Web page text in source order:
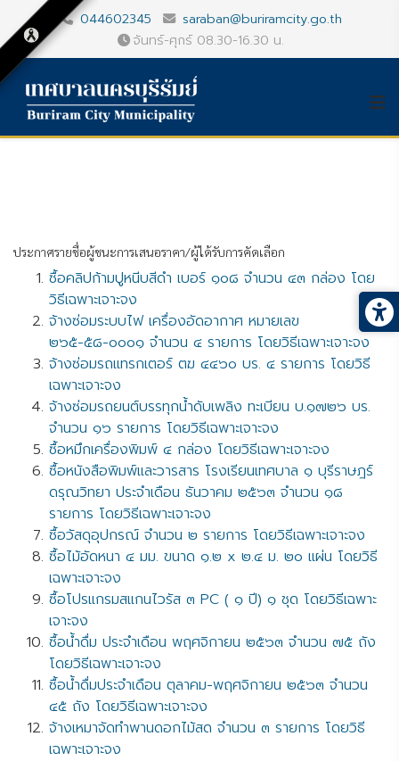
044602345
saraban@buriramcity.go.th
จันทร์-ศุกร์ 08.30-16.30 น.
ประกาศรายชื่อผู้ชนะการเสนอราคา/ผู้ได้รับการคัดเลือก
ซื้อคลิปก้ามปูหนีบสีดำ เบอร์ ๑๐๘ จำนวน ๔๓ กล่อง โดย
วิธีเฉพาะเจาะจง
จ้างซ่อมระบบไฟ เครื่องอัดอากาศ หมายเลข
๒๖๕-๕๘-๐๐๐๑ จำนวน ๔ รายการ โดยวิธีเฉพาะเจาะจง
จ้างซ่อมรถแทรกเตอร์ ตฆ ๔๔๖๐ บร. ๔ รายการ โดยวิธี
เฉพาะเจาะจง
จ้างซ่อมรถยนต์บรรทุกน้ำดับเพลิง ทะเบียน บ.๑๗๒๖ บร.
จำนวน ๑๖ รายการ โดยวิธีเฉพาะเจาะจง
ซื้อหมึกเครื่องพิมพ์ ๔ กล่อง โดยวิธีเฉพาะเจาะจง
ซื้อหนังสือพิมพ์และวารสาร โรงเรียนเทศบาล ๑ บุรีราษฎร์
ดรุณวิทยา ประจำเดือน ธันวาคม ๒๕๖๓ จำนวน ๑๘
รายการ โดยวิธีเฉพาะเจาะจง
ซื้อวัสดุอุปกรณ์ จำนวน ๒ รายการ โดยวิธีเฉพาะเจาะจง
ซื้อไม้อัดหนา ๔ มม. ขนาด ๑.๒ x ๒.๔ ม. ๒๐ แผ่น โดยวิธี
เฉพาะเจาะจง
ซื้อโปรแกรมสแกนไวรัส ๓ PC ( ๑ ปี) ๑ ชุด โดยวิธีเฉพาะ
เจาะจง
ซื้อน้ำดื่ม ประจำเดือน พฤศจิกายน ๒๕๖๓ จำนวน ๗๕ ถัง
โดยวิธีเฉพาะเจาะจง
ซื้อน้ำดื่มประจำเดือน ตุลาคม-พฤศจิกายน ๒๕๖๓ จำนวน
๔๕ ถัง โดยวิธีเฉพาะเจาะจง
จ้างเหมาจัดทำพานดอกไม้สด จำนวน ๓ รายการ โดยวิธี
เฉพาะเจาะจง